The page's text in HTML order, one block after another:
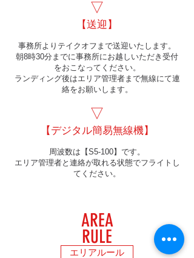
▽
【送迎】
事務所よりテイクオフまで送迎いたします。
朝8時30分までに事務所にお越しいただき受付
をおこなってください。
ランディング後はエリア管理者まで無線にて連
絡をお願いします。
▽
【デジタル簡易無線機】
周波数は【S5-100】です。
エリア管理者と連絡が取れる状態でフライトし
てください。
AREA
RULE
エリアルール